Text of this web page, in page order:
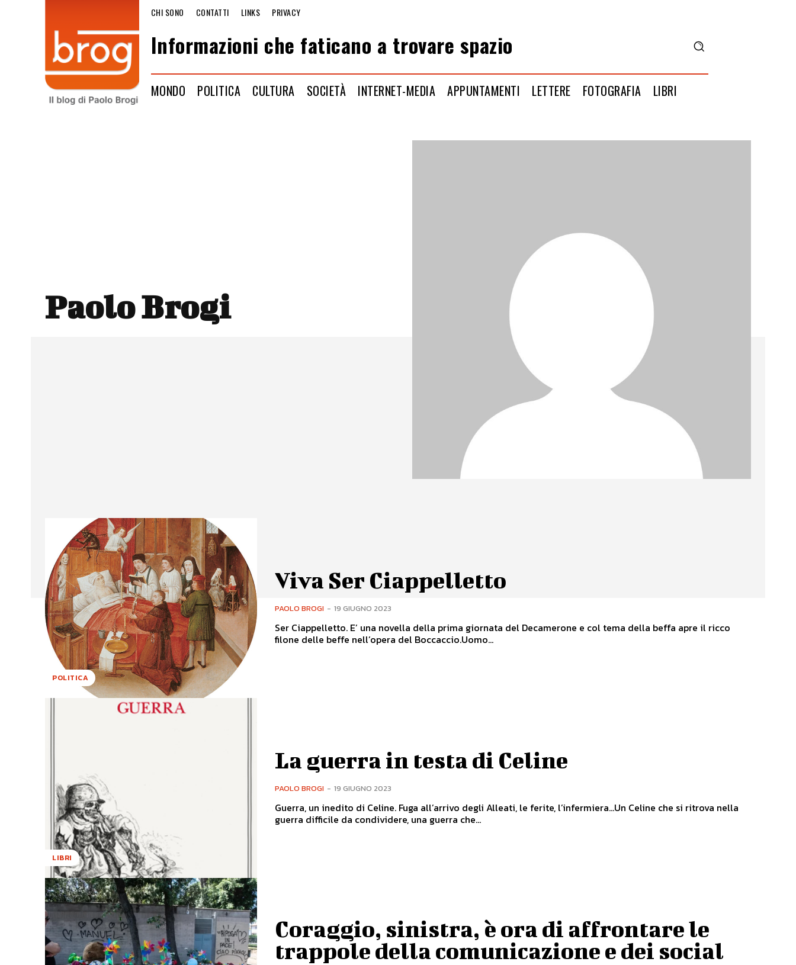
CHI SONO CONTATTI LINKS PRIVACY
Informazioni che faticano a trovare spazio
MONDO POLITICA CULTURA SOCIETÀ INTERNET-MEDIA APPUNTAMENTI LETTERE FOTOGRAFIA LIBRI
Paolo Brogi
POLITICA
Viva Ser Ciappelletto
PAOLO BROGI - 19 GIUGNO 2023
Ser Ciappelletto. E’ una novella della prima giornata del Decamerone e col tema della beffa apre il ricco
filone delle beffe nell’opera del Boccaccio.Uomo...
LIBRI
La guerra in testa di Celine
PAOLO BROGI - 19 GIUGNO 2023
Guerra, un inedito di Celine. Fuga all’arrivo degli Alleati, le ferite, l’infermiera…Un Celine che si ritrova nella
guerra difficile da condividere, una guerra che...
Coraggio, sinistra, è ora di affrontare le
trappole della comunicazione e dei social